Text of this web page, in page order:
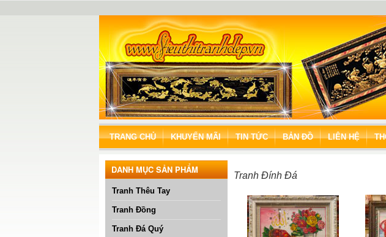
TRANG CHỦ KHUYẾN MÃI TIN TỨC BẢN ĐỒ LIÊN HỆ
DANH MỤC SẢN PHẨM
Tranh Thêu Tay
Tranh Đồng
Tranh Đá Quý
Tranh Đính Đá